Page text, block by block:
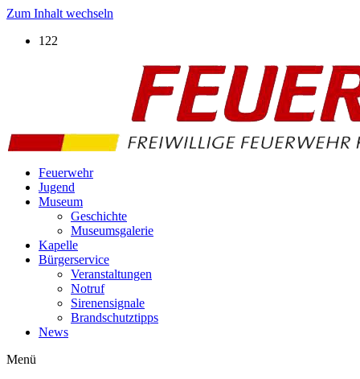
Zum Inhalt wechseln
122
Feuerwehr
Jugend
Museum
Geschichte
Museumsgalerie
Kapelle
Bürgerservice
Veranstaltungen
Notruf
Sirenensignale
Brandschutztipps
News
Menü